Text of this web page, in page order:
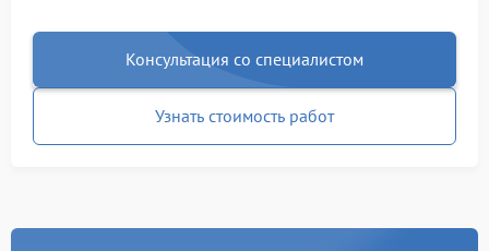
Консультация со специалистом
Узнать стоимость работ